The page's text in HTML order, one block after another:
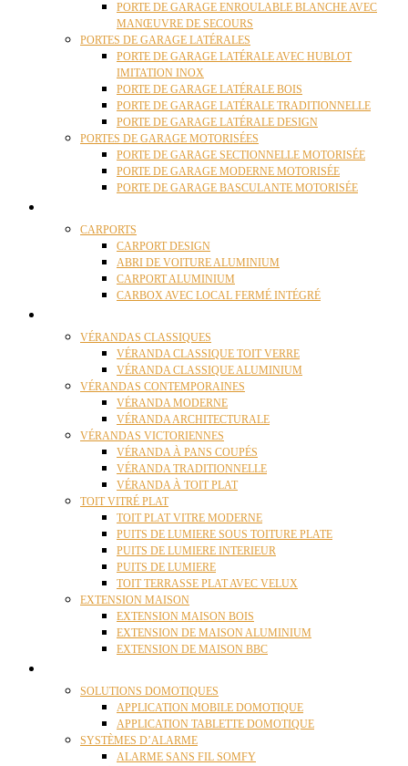
PORTE DE GARAGE ENROULABLE BLANCHE AVEC
MANŒUVRE DE SECOURS
PORTES DE GARAGE LATÉRALES
PORTE DE GARAGE LATÉRALE AVEC HUBLOT
IMITATION INOX
PORTE DE GARAGE LATÉRALE BOIS
PORTE DE GARAGE LATÉRALE TRADITIONNELLE
PORTE DE GARAGE LATÉRALE DESIGN
PORTES DE GARAGE MOTORISÉES
PORTE DE GARAGE SECTIONNELLE MOTORISÉE
PORTE DE GARAGE MODERNE MOTORISÉE
PORTE DE GARAGE BASCULANTE MOTORISÉE
CARPORTS
CARPORT DESIGN
ABRI DE VOITURE ALUMINIUM
CARPORT ALUMINIUM
CARBOX AVEC LOCAL FERMÉ INTÉGRÉ
VÉRANDAS CLASSIQUES
VÉRANDA CLASSIQUE TOIT VERRE
VÉRANDA CLASSIQUE ALUMINIUM
VÉRANDAS CONTEMPORAINES
VÉRANDA MODERNE
VÉRANDA ARCHITECTURALE
VÉRANDAS VICTORIENNES
VÉRANDA À PANS COUPÉS
VÉRANDA TRADITIONNELLE
VÉRANDA À TOIT PLAT
TOIT VITRÉ PLAT
TOIT PLAT VITRE MODERNE
PUITS DE LUMIERE SOUS TOITURE PLATE
PUITS DE LUMIERE INTERIEUR
PUITS DE LUMIERE
TOIT TERRASSE PLAT AVEC VELUX
EXTENSION MAISON
EXTENSION MAISON BOIS
EXTENSION DE MAISON ALUMINIUM
EXTENSION DE MAISON BBC
SOLUTIONS DOMOTIQUES
APPLICATION MOBILE DOMOTIQUE
APPLICATION TABLETTE DOMOTIQUE
SYSTÈMES D’ALARME
ALARME SANS FIL SOMFY